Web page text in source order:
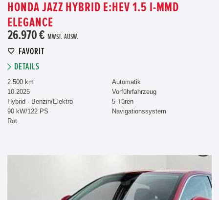
HONDA JAZZ HYBRID E:HEV 1.5 I-MMD
ELEGANCE
26.970 € MWST. AUSW.
FAVORIT
DETAILS
2.500 km
10.2025
Hybrid - Benzin/Elektro
90 kW/122 PS
Rot
Automatik
Vorführfahrzeug
5 Türen
Navigationssystem